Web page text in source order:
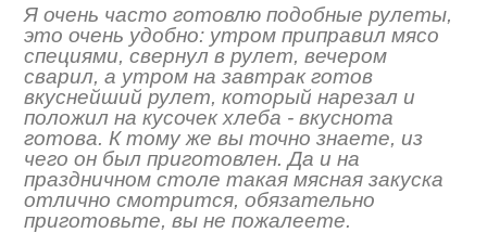
Я очень часто готовлю подобные рулеты,
это очень удобно: утром приправил мясо
специями, свернул в рулет, вечером
сварил, а утром на завтрак готов
вкуснейший рулет, который нарезал и
положил на кусочек хлеба - вкуснота
готова. К тому же вы точно знаете, из
чего он был приготовлен. Да и на
праздничном столе такая мясная закуска
отлично смотрится, обязательно
приготовьте, вы не пожалеете.